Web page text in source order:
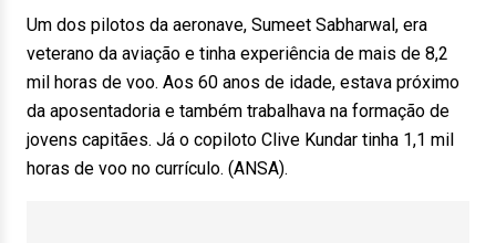
Um dos pilotos da aeronave, Sumeet Sabharwal, era
veterano da aviação e tinha experiência de mais de 8,2
mil horas de voo. Aos 60 anos de idade, estava próximo
da aposentadoria e também trabalhava na formação de
jovens capitães. Já o copiloto Clive Kundar tinha 1,1 mil
horas de voo no currículo. (ANSA).